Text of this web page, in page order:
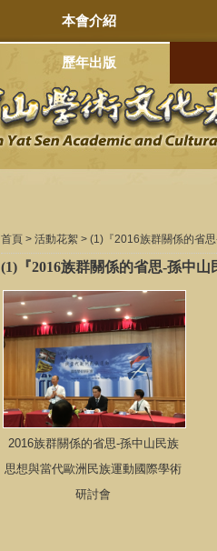
本會介紹
歷年出版
首頁 > 活動花絮 > (1)『2016族群關係的省
(1)『2016族群關係的省思-孫中
2016族群關係的省思-孫中山民族
思想與當代歐洲民族運動國際學術
研討會